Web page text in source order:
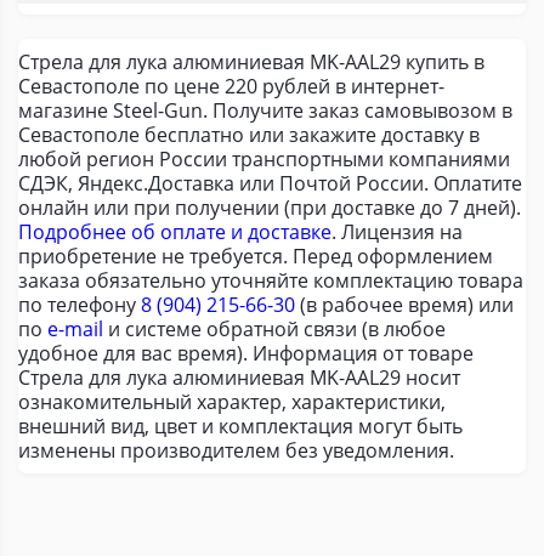
Стрела для лука алюминиевая MK-AAL29 купить в
Севастополе по цене 220 рублей в интернет-
магазине Steel-Gun. Получите заказ самовывозом в
Севастополе бесплатно или закажите доставку в
любой регион России транспортными компаниями
СДЭК, Яндекс.Доставка или Почтой России. Оплатите
онлайн или при получении (при доставке до 7 дней).
Подробнее об оплате и доставке. Лицензия на
приобретение не требуется. Перед оформлением
заказа обязательно уточняйте комплектацию товара
по телефону8 (904) 215-66-30(в рабочее время) или
по e-mail и системе обратной связи (в любое
удобное для вас время). Информация от товаре
Стрела для лука алюминиевая MK-AAL29 носит
ознакомительный характер, характеристики,
внешний вид, цвет и комплектация могут быть
изменены производителем без уведомления.